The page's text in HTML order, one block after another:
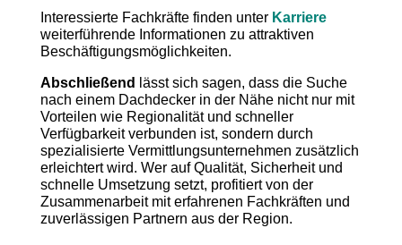
Interessierte Fachkräfte finden unter Karriere
weiterführende Informationen zu attraktiven
Beschäftigungsmöglichkeiten.
Abschließend
lässt sich sagen, dass die Suche
nach einem Dachdecker in der Nähe nicht nur mit
Vorteilen wie Regionalität und schneller
Verfügbarkeit verbunden ist, sondern durch
spezialisierte Vermittlungsunternehmen zusätzlich
erleichtert wird. Wer auf Qualität, Sicherheit und
schnelle Umsetzung setzt, profitiert von der
Zusammenarbeit mit erfahrenen Fachkräften und
zuverlässigen Partnern aus der Region.